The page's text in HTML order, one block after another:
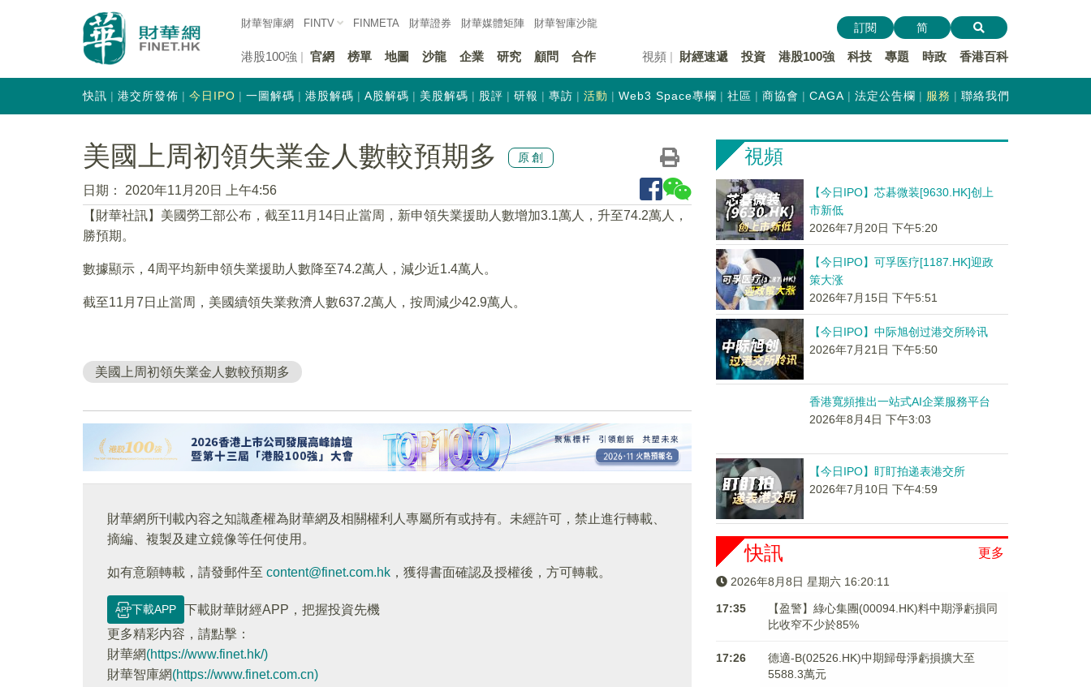
財華智庫網 FINTV FINMETA 財華證券 財華媒體矩陣 財華智庫沙龍
港股100強 官網 榜單 地圖 沙龍 企業 研究 顧問 合作 視頻 財經速遞 投資 港股100強 科技 專題 時政 香港百科
訂閱 简
快訊 港交所發佈 今日IPO 一圖解碼 港股解碼 A股解碼 美股解碼 股評 研報 專訪 活動 Web3 Space專欄 社區 商協會 CAGA 法定公告欄 服務 聯絡我們
美國上周初領失業金人數較預期多 原創
日期：
2020年11月20日 上午4:56
【財華社訊】美國勞工部公布，截至11月14日止當周，新申領失業援助人數增加3.1萬人，升至74.2萬人，
勝預期。
數據顯示，4周平均新申領失業援助人數降至74.2萬人，減少近1.4萬人。
截至11月7日止當周，美國續領失業救濟人數637.2萬人，按周減少42.9萬人。
美國上周初領失業金人數較預期多
財華網所刊載內容之知識產權為財華網及相關權利人專屬所有或持有。未經許可，禁止進行轉載、
摘編、複製及建立鏡像等任何使用。
如有意願轉載，請發郵件至 content@finet.com.hk ，獲得書面確認及授權後，方可轉載。
下載APP
下載財華財經APP，把握投資先機
更多精彩内容，請點擊：
財華網(https://www.finet.hk/)
財華智庫網(https://www.finet.com.cn)
視頻
【今日IPO】芯碁微装[9630.HK]创上
市新低
2026年7月20日 下午5:20
【今日IPO】可孚医疗[1187.HK]迎政
策大涨
2026年7月15日 下午5:51
【今日IPO】中际旭创过港交所聆讯
2026年7月21日 下午5:50
香港寬頻推出一站式AI企業服務平台
2026年8月4日 下午3:03
【今日IPO】盯盯拍递表港交所
2026年7月10日 下午4:59
更多
快訊
2026年8月8日 星期六 16:20:11
17:35
【盈警】綠心集團(00094.HK)料中期淨虧損同
比收窄不少於85%
17:26
德適-B(02526.HK)中期歸母淨虧損擴大至
5588.3萬元